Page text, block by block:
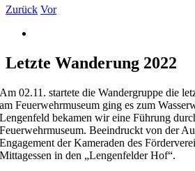
Zurück Vor
Bild
Letzte Wanderung 2022
Am 02.11. startete die Wandergruppe die
am Feuerwehrmuseum ging es zum
Lengenfeld bekamen wir eine Führung
Feuerwehrmuseum. Beeindruckt von der
Engagement der Kameraden des
Mittagessen in den „Lengenfelder Hof“.